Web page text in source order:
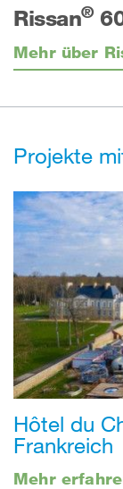
Rissan®
Mehr über
Projekte
Hôtel du
Frankreich
Mehr